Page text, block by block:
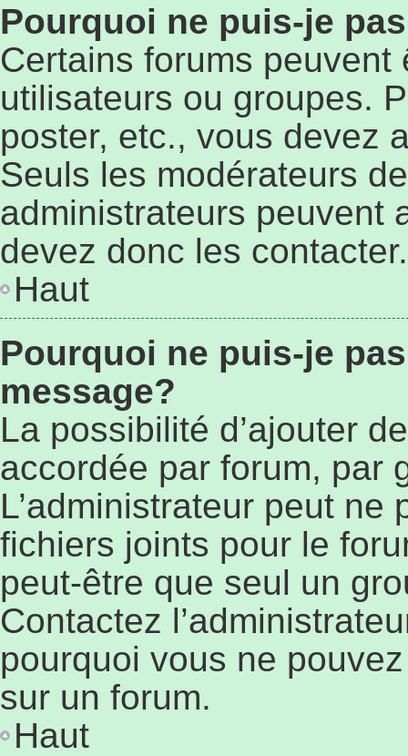
Pourquoi ne puis-je
Certains forums
utilisateurs ou groupes.
poster, etc., vous devez
Seuls les modérateurs
administrateurs peuvent
devez donc les contacter.
Haut
Pourquoi ne puis-je
message?
La possibilité d’ajouter
accordée par forum, par
L’administrateur peut ne
fichiers joints pour le
peut-être que seul un
Contactez
pourquoi vous ne
sur un forum.
Haut